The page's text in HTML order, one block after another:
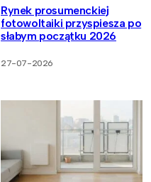
Rynek prosumenckiej
fotowoltaiki przyspiesza po
słabym początku 2026
27-07-2026